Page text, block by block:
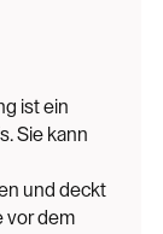
ist ein
Sie kann
und deckt
vor dem